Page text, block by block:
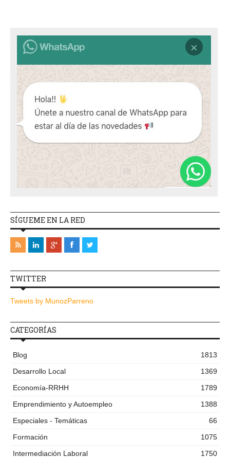
SÍGUEME EN LA RED
TWITTER
Tweets by MunozParreno
CATEGORÍAS
Blog
1813
Desarrollo Local
1369
Economía-RRHH
1789
Emprendimiento y Autoempleo
1388
Especiales - Temáticas
66
Formación
1075
Intermediación Laboral
1750